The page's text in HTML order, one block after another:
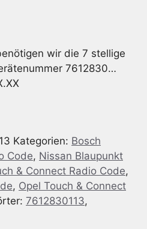
wir die 7 stellige
7612830…
Kategorien: Bosch
Code, Nissan Blaupunkt
& Connect Radio Code,
, Opel Touch & Connect
7612830113,